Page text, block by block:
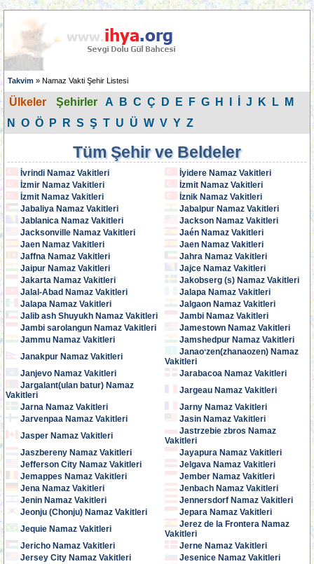
Takvim » Namaz Vakti Şehir Listesi
Ülkeler Şehirler A B C Ç D E F G H J K L
M
N
O Ö P R S Ş T U Ü W V Y Z
Tüm Şehir ve Beldeler
İvrindi Namaz Vakitleri
İyidere Namaz Vakitleri
İzmir Namaz Vakitleri
İzmit Namaz Vakitleri
İzmit Namaz Vakitleri
İznik Namaz Vakitleri
Jabaliya Namaz Vakitleri
Jabalpur Namaz Vakitleri
Jablanica Namaz Vakitleri
Jackson Namaz Vakitleri
Jacksonville Namaz Vakitleri
Jaén Namaz Vakitleri
Jaen Namaz Vakitleri
Jaen Namaz Vakitleri
Jaffna Namaz Vakitleri
Jahra Namaz Vakitleri
Jaipur Namaz Vakitleri
Jajce Namaz Vakitleri
Jakarta Namaz Vakitleri
Jakobserg (s) Namaz Vakitleri
Jalal-Abad Namaz Vakitleri
Jalapa Namaz Vakitleri
Jalapa Namaz Vakitleri
Jalgaon Namaz Vakitleri
Jalib ash Shuyukh Namaz Vakitleri
Jambi Namaz Vakitleri
Jambi sarolangun Namaz Vakitleri
Jamestown Namaz Vakitleri
Jammu Namaz Vakitleri
Jamshedpur Namaz Vakitleri
Janakpur Namaz Vakitleri
Janaoʻzen(zhanaozen) Namaz
Vakitleri
Janjevo Namaz Vakitleri
Jarabacoa Namaz Vakitleri
Jargalant(ulan batur) Namaz
Vakitleri
Jargeau Namaz Vakitleri
Jarna Namaz Vakitleri
Jarny Namaz Vakitleri
Jarvenpaa Namaz Vakitleri
Jasin Namaz Vakitleri
Jasper Namaz Vakitleri
Jastrzebie zbros Namaz
Vakitleri
Jaszbereny Namaz Vakitleri
Jayapura Namaz Vakitleri
Jefferson City Namaz Vakitleri
Jelgava Namaz Vakitleri
Jemappes Namaz Vakitleri
Jember Namaz Vakitleri
Jena Namaz Vakitleri
Jenbach Namaz Vakitleri
Jenin Namaz Vakitleri
Jennersdorf Namaz Vakitleri
Jeonju (Chonju) Namaz Vakitleri
Jepara Namaz Vakitleri
Jequie Namaz Vakitleri
Jerez de la Frontera Namaz
Vakitleri
Jericho Namaz Vakitleri
Jerne Namaz Vakitleri
Jersey City Namaz Vakitleri
Jesenice Namaz Vakitleri